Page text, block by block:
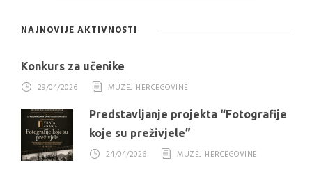
NAJNOVIJE AKTIVNOSTI
Konkurs za učenike
29/04/2026
MUZEJ HERCEGOVINE
Predstavljanje projekta “Fotografije
koje su preživjele”
24/04/2026
MUZEJ HERCEGOVINE